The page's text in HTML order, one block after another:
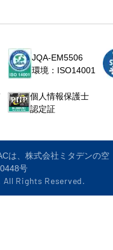
JQA-EM5506
環境：ISO14001
個人情報保護士
認定証
は、株式会社ミタデンの空
号
Rights Reserved.